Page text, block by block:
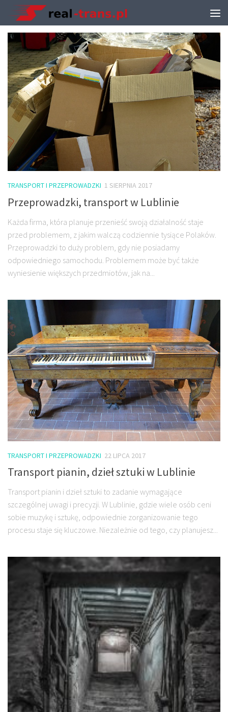
TAGGED:TRANSPORT LUBLIN
TRANSPORT I PRZEPROWADZKI 1 SIERPNIA 2017
Przeprowadzki, transport w Lublinie
Każda firma, która planuje przenieść swoją działalność staje
przed problemem, z jakim walczą codziennie tysiące Polaków.
Przeprowadzki to duży problem, gdy nie posiadamy
odpowiedniego samochodu. Problemem może być także
wyniesienie większych przedmiotów, jak na...
TRANSPORT I PRZEPROWADZKI 22 LIPCA 2017
Transport pianin, dzieł sztuki w Lublinie
Transport pianin i dzieł sztuki to zadanie wymagające
szczególnej uwagi i precyzji. W Lublinie, gdzie wiele osób ceni
sobie muzykę i sztukę, odpowiednie zorganizowanie tego
procesu staje się kluczowe. Niezależnie od tego, czy planujesz...